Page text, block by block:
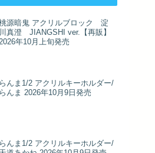
源暗鬼 アクリルブロック 淀
川真澄 JIANGSHI ver.【再販】
年10月上旬発売
らんま1/2 アクリルキーホルダー/
らんま 2026年10月9日発売
らんま1/2 アクリルキーホルダー/